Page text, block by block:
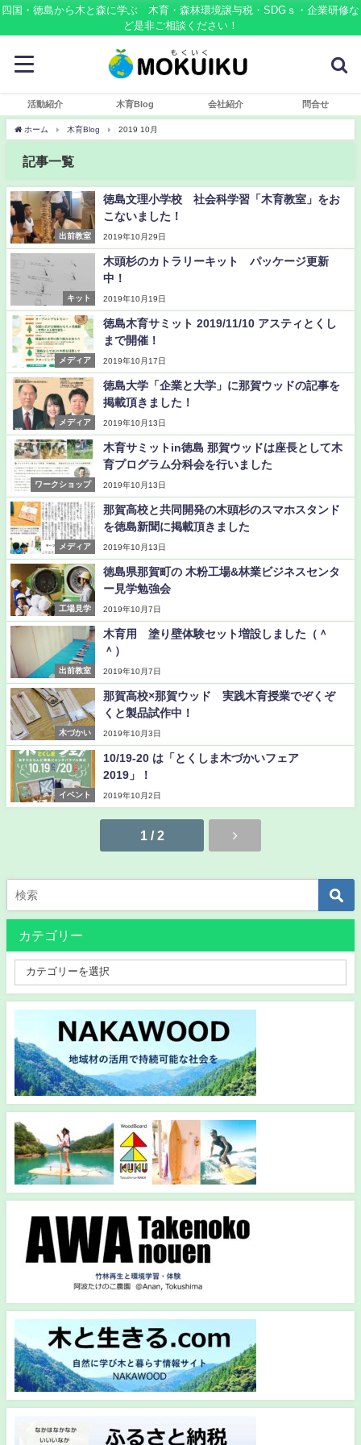
四国・徳島から木と森に学ぶ 木育・森林環境譲与税・SDGｓ・企業研修な
ど是非ご相談ください！
活動紹介 木育Blog 会社紹介 問合せ
ホーム 木育Blog 2019 10月
記事一覧
出前教室
徳島文理小学校 社会科学習「木育教室」をお
こないました！
2019年10月29日
キット
木頭杉のカトラリーキット パッケージ更新
中！
2019年10月19日
メディア
徳島木育サミット 2019/11/10 アスティとくし
まで開催！
2019年10月17日
メディア
徳島大学「企業と大学」に那賀ウッドの記事を
掲載頂きました！
2019年10月13日
ワークショップ
木育サミットin徳島 那賀ウッドは座長として木
育プログラム分科会を行いました
2019年10月13日
メディア
那賀高校と共同開発の木頭杉のスマホスタンド
を徳島新聞に掲載頂きました
2019年10月13日
工場見学
徳島県那賀町の 木粉工場&林業ビジネスセンタ
ー見学勉強会
2019年10月7日
出前教室
木育用 塗り壁体験セット増設しました（＾
＾）
2019年10月7日
木づかい
那賀高校×那賀ウッド 実践木育授業でぞくぞ
くと製品試作中！
2019年10月3日
イベント
10/19-20 は「とくしま木づかいフェア
2019」！
2019年10月2日
1 / 2
カテゴリー